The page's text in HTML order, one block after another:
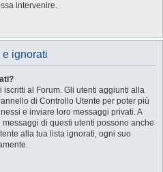
intervenire.
ignorati
al Forum. Gli utenti aggiunti alla
di Controllo Utente per poter più
e inviare loro messaggi privati. A
di questi utenti possono anche
alla tua lista ignorati, ogni suo